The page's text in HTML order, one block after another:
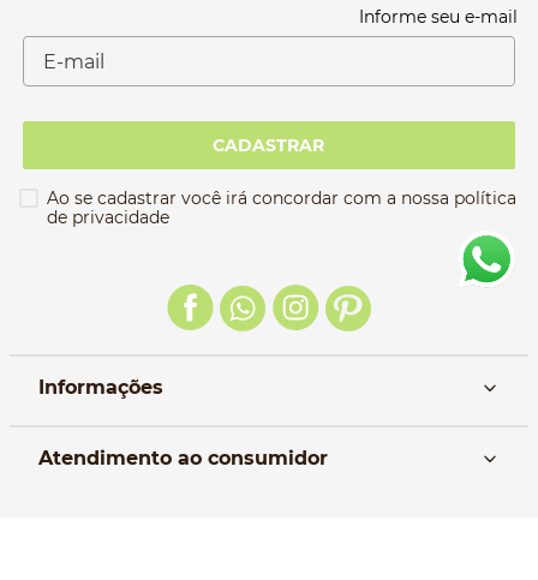
Informe seu e-mail
CADASTRAR
Ao se cadastrar você irá concordar com a nossa política
de privacidade
Informações
Atendimento ao consumidor